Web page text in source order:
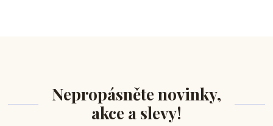
Nepropásněte novinky,
akce a slevy!